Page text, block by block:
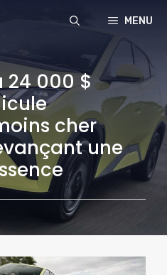
MENU
24 000 $
cher
une